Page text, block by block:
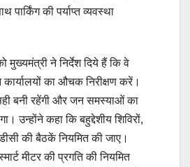
पार्किंग की पर्याप्त व्यवस्था
मुख्यमंत्री ने निर्देश दिये हैं कि वे
का औचक निरीक्षण करें।
बनी रहेंगी और जन समस्याओं का
उन्होंने कहा कि बहुद्देशीय शिविरों,
की बैठकें नियमित की जाए।
मीटर की प्रगति की नियमित